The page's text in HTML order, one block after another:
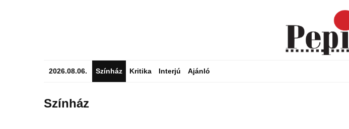
2026.08.06. Színház Kritika Interjú Ajánló
Színház